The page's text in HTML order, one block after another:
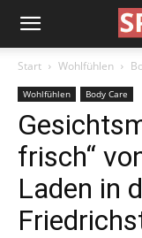
Start Wohlfühlen
Wohlfühlen Body Care
frisch“
Laden in